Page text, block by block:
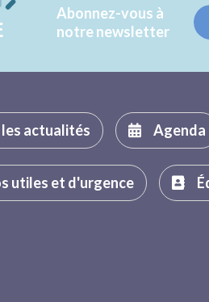
Abonnez-vous à
notre newsletter
actualités Agenda
utiles et d'urgence